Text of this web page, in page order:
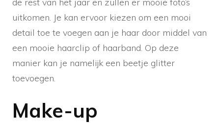
uitkomen. Je kan ervoor kiezen om een mooi
detail toe te voegen aan je haar door middel van
een mooie haarclip of haarband. Op deze
manier kan je namelijk een beetje glitter
toevoegen.
Make-up